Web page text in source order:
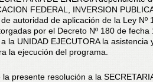
FEDERAL, INVERSION
autoridad de aplicación de la Ley Nº
por el Decreto Nº 180 de fecha
la UNIDAD EJECUTORA la asistencia
la ejecución del programa.
presente resolución a la